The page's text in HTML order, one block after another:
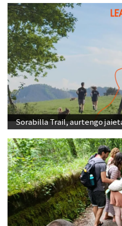
Sorabilla Trail, aurtengo